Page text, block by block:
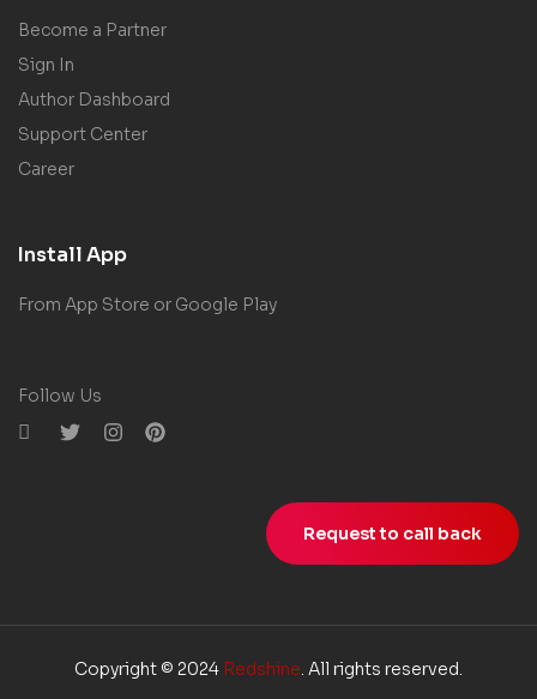
Become a Partner
Sign In
Author Dashboard
Support Center
Career
Install App
From App Store or Google Play
Follow Us
Request to call back
Copyright © 2024 Redshine. All rights reserved.